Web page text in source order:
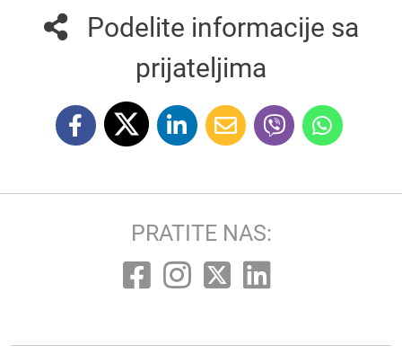
Podelite informacije sa
prijateljima
PRATITE NAS: